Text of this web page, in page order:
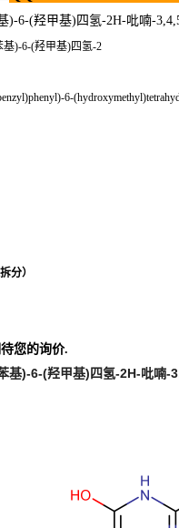
)-6-(羟甲基)四氢-2H-吡喃-
基)-6-(羟甲基)四氢-2
6-
分）
您的询价.
基)-6-(羟甲基)四氢-2H-吡喃-